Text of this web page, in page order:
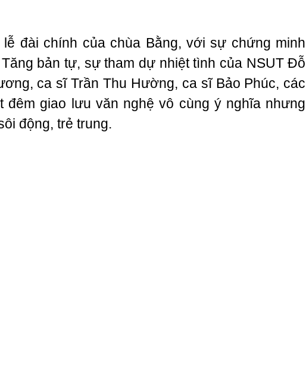
lễ đài chính của chùa Bằng, với sự chứng minh
bản tự, sự tham dự nhiệt tình của NSUT Đỗ
ca sĩ Trần Thu Hường, ca sĩ Bảo Phúc, các
đêm giao lưu văn nghệ vô cùng ý nghĩa nhưng
động, trẻ trung.